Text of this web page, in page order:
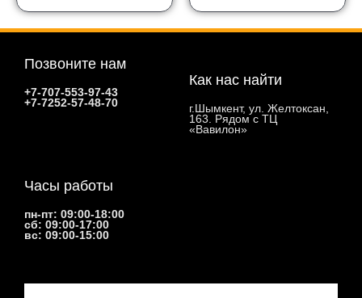
Позвоните нам
+7-707-553-97-43
+7-7252-57-48-70
Как нас найти
г.Шымкент, ул. Желтоксан,
163. Рядом с ТЦ
«Вавилон»
Часы работы
пн-пт: 09:00-18:00
сб: 09:00-17:00
вс: 09:00-15:00
Email